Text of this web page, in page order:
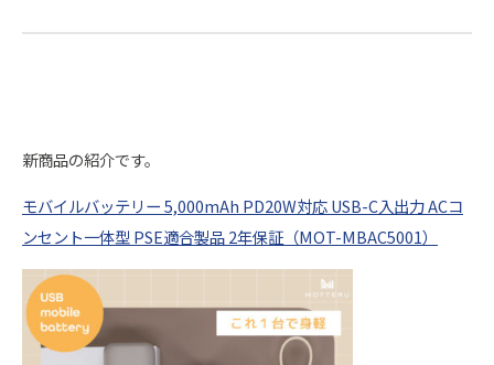
新商品の紹介です。
モバイルバッテリー 5,000mAh PD20W対応 USB-C入出力 ACコ
ンセント一体型 PSE適合製品 2年保証（MOT-MBAC5001）